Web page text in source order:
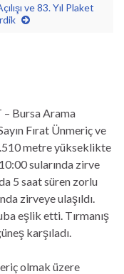
ve 83. Yıl Plaket
– Bursa Arama
Fırat Ünmeriç ve
metre yükseklikte
sularında zirve
5 saat süren zorlu
zirveye ulaşıldı.
eşlik etti. Tırmanış
karşıladı.
olmak üzere